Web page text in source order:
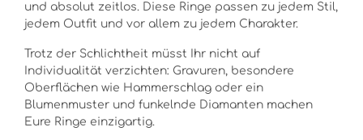
und absolut zeitlos. Diese Ringe passen zu jedem Stil,
jedem Outfit und vor allem zu jedem Charakter.
Trotz der Schlichtheit müsst Ihr nicht auf
Individualität verzichten: Gravuren, besondere
Oberflächen wie Hammerschlag oder ein
Blumenmuster und funkelnde Diamanten machen
Eure Ringe einzigartig.